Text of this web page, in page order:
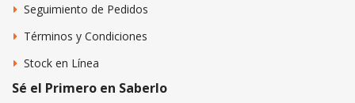
Seguimiento de Pedidos
Términos y Condiciones
Stock en Línea
Sé el Primero en Saberlo